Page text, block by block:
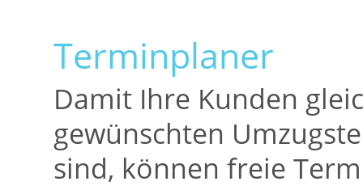
Terminplaner
Damit Ihre Kunden
gewünschten
sind, können freie